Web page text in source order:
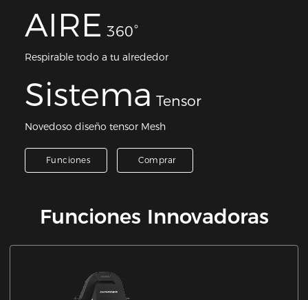
AIRE 360°
Respirable todo a tu alrededor
Sistema Tensor
Novedoso diseño tensor Mesh
Funciones Comprar
Funciones Innovadoras